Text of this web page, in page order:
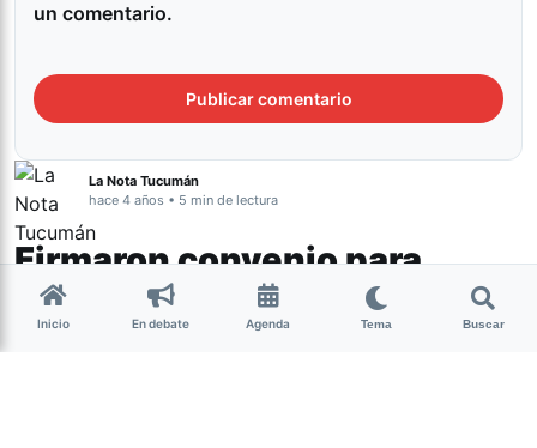
un comentario.
La Nota Tucumán
hace 4 años • 5 min de lectura
Firmaron convenio para
prevenir el trabajo infantil en
Tucumán
Inicio En debate Agenda Tema Buscar